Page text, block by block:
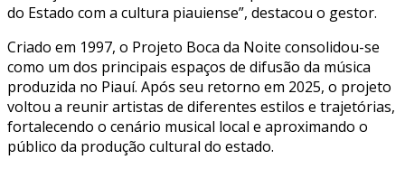
do Estado com a cultura piauiense”, destacou o gestor.
Criado em 1997, o Projeto Boca da Noite consolidou-se
como um dos principais espaços de difusão da música
produzida no Piauí. Após seu retorno em 2025, o projeto
voltou a reunir artistas de diferentes estilos e trajetórias,
fortalecendo o cenário musical local e aproximando o
público da produção cultural do estado.